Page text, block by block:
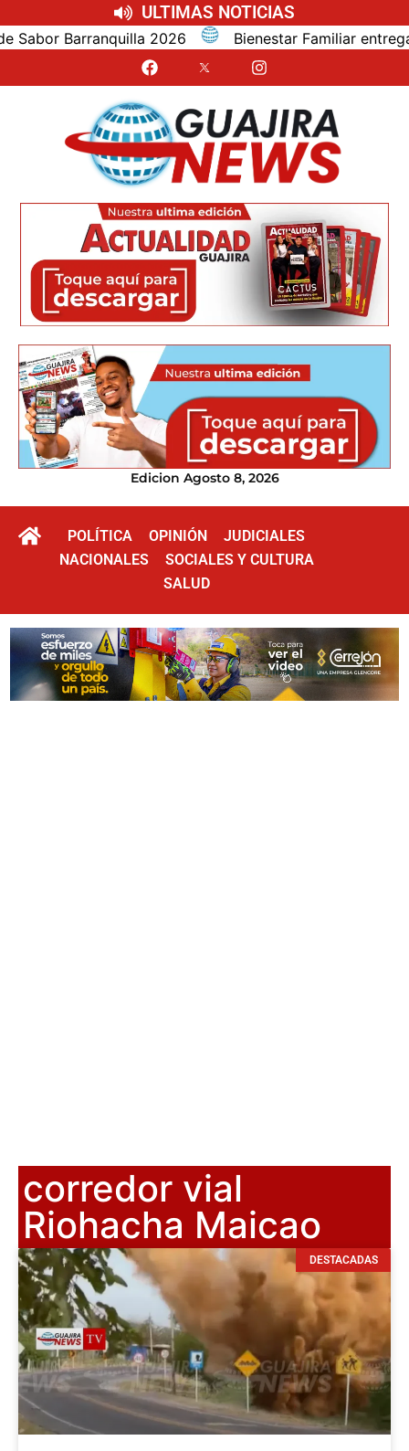
ULTIMAS NOTICIAS
Barranquilla 2026 Bienestar Familiar entrega al
Edicion Agosto 8, 2026
POLÍTICA OPINIÓN
JUDICIALES
NACIONALES
SOCIALES Y CULTURA
SALUD
corredor vial
Riohacha Maicao
DESTACADAS